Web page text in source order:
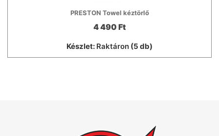
PRESTON Towel kéztörlő
4 490 Ft
Készlet: Raktáron (5 db)